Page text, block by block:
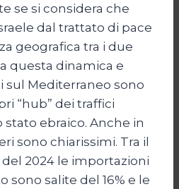
se si considera che
dal trattato di pace
geografica tra i due
questa dinamica e
sul Mediterraneo sono
“hub” dei traffici
ebraico. Anche in
sono chiarissimi. Tra il
2024 le importazioni
sono salite del 16% e le